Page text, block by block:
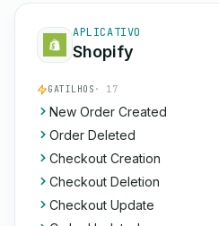
APLICATIVO
Shopify
GATILHOS · 17
New Order Created
Order Deleted
Checkout Creation
Checkout Deletion
Checkout Update